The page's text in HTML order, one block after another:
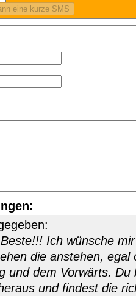
Ich wünsche
die anstehen, egal
und dem Vorwärts. Du
und findest die